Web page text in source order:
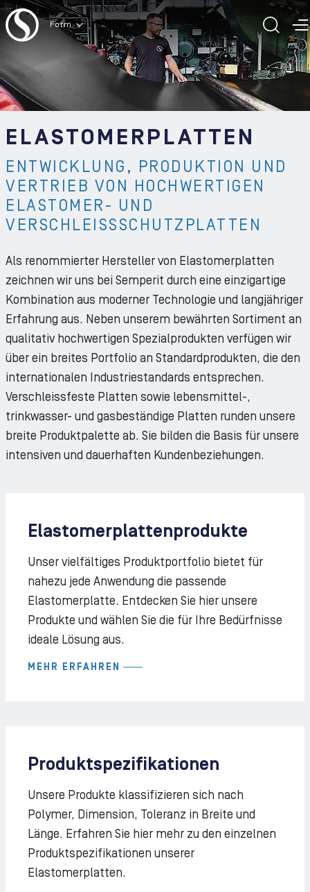
Zum Inhalt der Seite
Form
ELASTOMERPLATTEN
ENTWICKLUNG, PRODUKTION UND
VERTRIEB VON HOCHWERTIGEN
ELASTOMER- UND
VERSCHLEISSSCHUTZPLATTEN
Als renommierter Hersteller von Elastomerplatten
zeichnen wir uns bei Semperit durch eine einzigartige
Kombination aus moderner Technologie und langjähriger
Erfahrung aus. Neben unserem bewährten Sortiment an
qualitativ hochwertigen Spezialprodukten verfügen wir
über ein breites Portfolio an Standardprodukten, die den
internationalen Industriestandards entsprechen.
Verschleissfeste Platten sowie lebensmittel-,
trinkwasser- und gasbeständige Platten runden unsere
breite Produktpalette ab. Sie bilden die Basis für unsere
intensiven und dauerhaften Kundenbeziehungen.
Elastomerplattenprodukte
Unser vielfältiges Produktportfolio bietet für
nahezu jede Anwendung die passende
Elastomerplatte. Entdecken Sie hier unsere
Produkte und wählen Sie die für Ihre Bedürfnisse
ideale Lösung aus.
MEHR ERFAHREN
Produktspezifikationen
Unsere Produkte klassifizieren sich nach
Polymer, Dimension, Toleranz in Breite und
Länge. Erfahren Sie hier mehr zu den einzelnen
Produktspezifikationen unserer
Elastomerplatten.